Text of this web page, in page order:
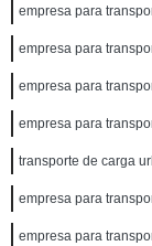
empresa para
empresa para
empresa para
empresa para
transporte de carga
empresa para
empresa para